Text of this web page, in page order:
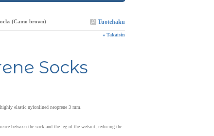
Tuotehaku
(Camo brown)
« Takaisin
Socks
elastic nylonlined neoprene 3 mm.
between the sock and the leg of the wetsuit, reducing the